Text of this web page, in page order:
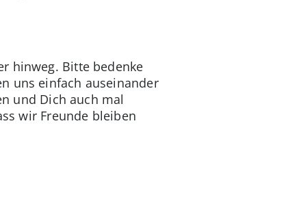
hinweg. Bitte bedenke
uns einfach auseinander
und Dich auch mal
wir Freunde bleiben